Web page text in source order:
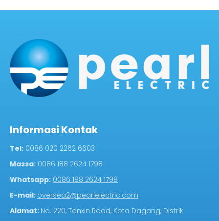
Informasi Kontak
Tel: 0086 020 2262 6603
Massa: 0086 188 2624 1798
Whatsapp: 0086 188 2624 1798
E-mail: oversea2@pearlelectric.com
Alamat: No. 220, Tanxin Road, Kota Dagang, Distrik